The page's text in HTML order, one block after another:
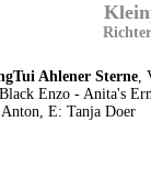
Ahlener Sterne,
Enzo - Anita's
E: Tanja Doer